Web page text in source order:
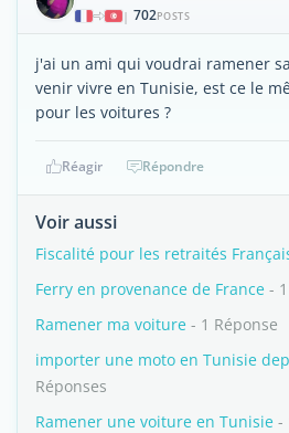
| 702POSTS
j'ai un ami qui voudrai ramener
venir vivre en Tunisie, est ce le
pour les voitures ?
Réagir Répondre
Voir aussi
Fiscalité pour les retraités
Ferry en provenance de France -
Ramener ma voiture - 1 Réponse
importer une moto en Tunisie
Réponses
Ramener une voiture en Tunisie -